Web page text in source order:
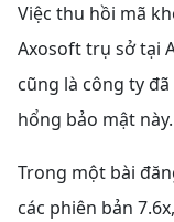
Việc thu hồi mã
Axosoft trụ sở tại
cũng là công ty
hổng bảo mật này.
Trong một bài
các phiên bản